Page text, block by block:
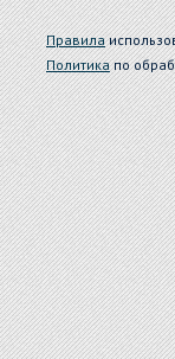
Правила
Политикапо